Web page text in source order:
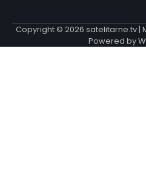
Copyright © 2026 satelitarne.tv|
Powered by